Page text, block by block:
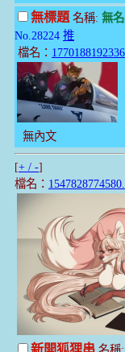
無標題名稱: 無
No.28224 推
檔名：
無內文
[+ / -]
檔名：
名稱: